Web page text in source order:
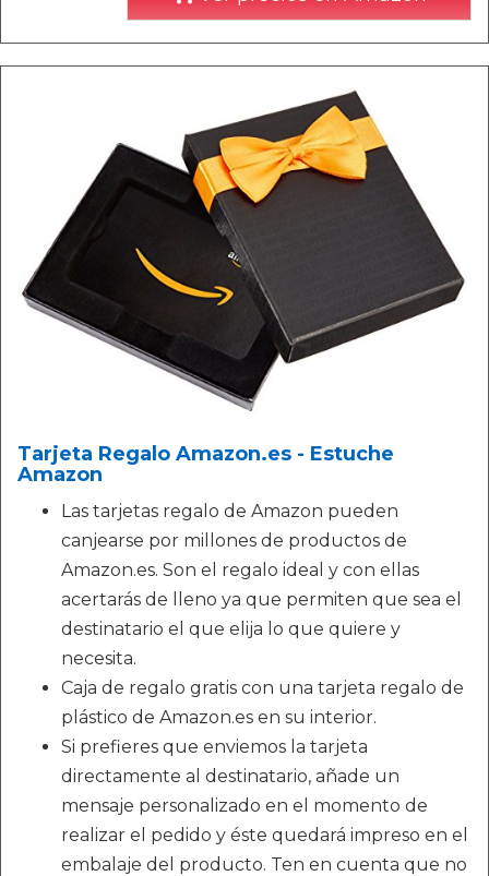
Tarjeta Regalo Amazon.es - Estuche
Amazon
Las tarjetas regalo de Amazon pueden
canjearse por millones de productos de
Amazon.es. Son el regalo ideal y con ellas
acertarás de lleno ya que permiten que sea el
destinatario el que elija lo que quiere y
necesita.
Caja de regalo gratis con una tarjeta regalo de
plástico de Amazon.es en su interior.
Si prefieres que enviemos la tarjeta
directamente al destinatario, añade un
mensaje personalizado en el momento de
realizar el pedido y éste quedará impreso en el
embalaje del producto. Ten en cuenta que no